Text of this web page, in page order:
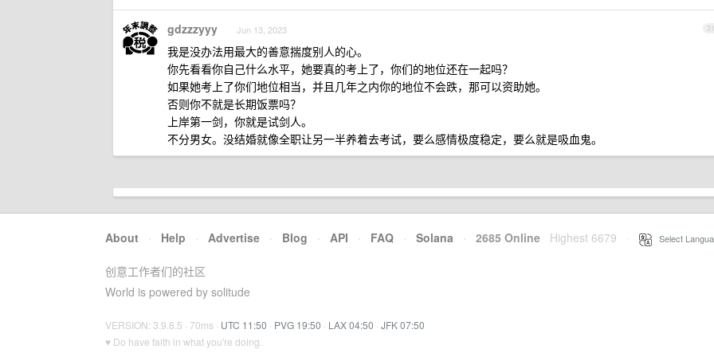
31
gdzzzyyy Jun 13, 2023
我是没办法用最大的善意揣度别人的心。
你先看看你自己什么水平，她要真的考上了，你们的地位还在一起吗？
如果她考上了你们地位相当，并且几年之内你的地位不会跌，那可以资助她。
否则你不就是长期饭票吗？
上岸第一剑，你就是试剑人。
不分男女。没结婚就像全职让另一半养着去考试，要么感情极度稳定，要么就是吸血鬼。
About · Help · Advertise · Blog · API · FAQ · Solana · 2685 Online Highest 6679 Select
创意工作者们的社区
World is powered by solitude
VERSION: 3.9.8.5 · 70ms · UTC 11:50 · PVG 19:50 · LAX 04:50 · JFK 07:50
♥ Do have faith in what you're doing.